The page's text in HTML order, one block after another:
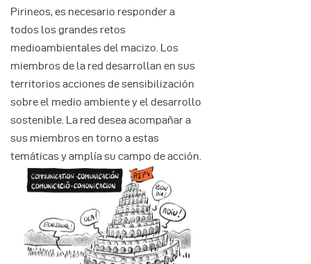
Pirineos, es necesario responder a
todos los grandes retos
medioambientales del macizo. Los
miembros de la red desarrollan en sus
territorios acciones de sensibilización
sobre el medio ambiente y el desarrollo
sostenible. La red desea acompañar a
sus miembros en torno a estas
temáticas y amplía su campo de acción.